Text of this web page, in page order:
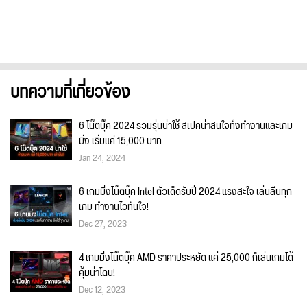
บทความที่เกี่ยวข้อง
6 โน๊ตบุ๊ค 2024 รวมรุ่นน่าใช้ สเปคน่าสนใจทั้งทำงานและเกม
มิ่ง เริ่มแค่ 15,000 บาท
Jan 24, 2024
6 เกมมิ่งโน๊ตบุ๊ค Intel ตัวเด็ดรับปี 2024 แรงสะใจ เล่นลื่นทุก
เกม ทำงานไวทันใจ!
Dec 27, 2023
4 เกมมิ่งโน๊ตบุ๊ค AMD ราคาประหยัด แค่ 25,000 ก็เล่นเกมได้
คุ้มน่าโดน!
Dec 12, 2023